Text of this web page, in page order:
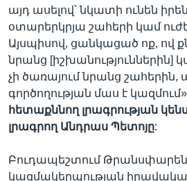
այդ ասելով՝ նկատի ունեն
օտարերկրյա շահերի կամ
Այսպիսով, ցանկացած ոք, ով
նրանց [իշխանություններին]
չի ծառայում նրանց
գործողության մաս է
հետաքննող լրագրության
լրագրող Անդրաս Պետոյը:
Բուդապեշտում
կազմակերպության